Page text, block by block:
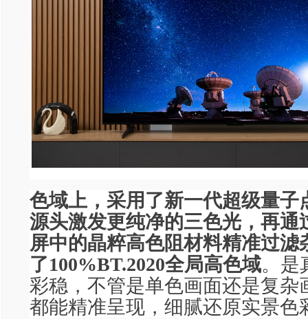
色域上，采用了新一代超级量子
源头激发更纯净的三色光，再通
屏中的晶粹高色阻材料精准过滤
了100%BT.2020全局高色域。是
彩稳，不管是单色画面还是复杂
都能精准呈现，细腻还原实景色